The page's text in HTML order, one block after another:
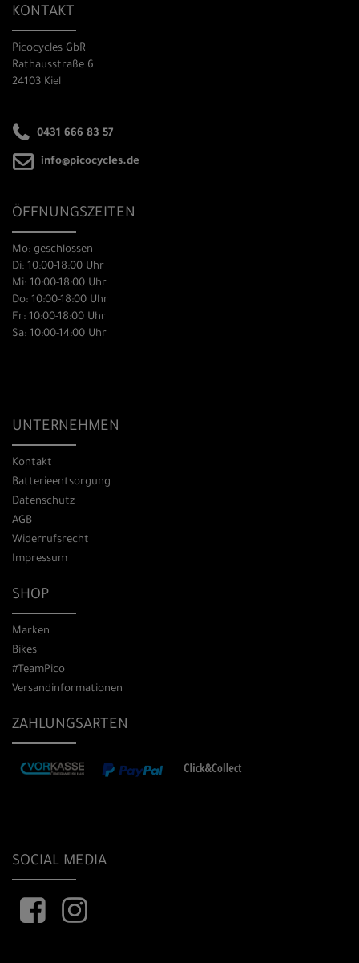
KONTAKT
Picocycles GbR
Rathausstraße 6
24103 Kiel
0431 666 83 57
info@picocycles.de
ÖFFNUNGSZEITEN
Mo: geschlossen
Di: 10:00-18:00 Uhr
Mi: 10:00-18:00 Uhr
Do: 10:00-18:00 Uhr
Fr: 10:00-18:00 Uhr
Sa: 10:00-14:00 Uhr
UNTERNEHMEN
Kontakt
Batterieentsorgung
Datenschutz
AGB
Widerrufsrecht
Impressum
SHOP
Marken
Bikes
#TeamPico
Versandinformationen
ZAHLUNGSARTEN
SOCIAL MEDIA